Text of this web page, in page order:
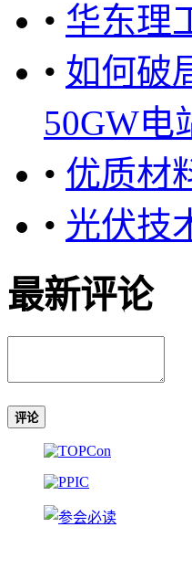
• 华东理
• 如何破
50GW电
• 优质材
• 光伏技
最新评论
评论